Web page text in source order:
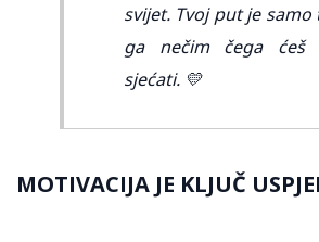
svijet. Tvoj put je samo
ga nečim čega ćeš
sjećati. 💛
MOTIVACIJA JE KLJUČ